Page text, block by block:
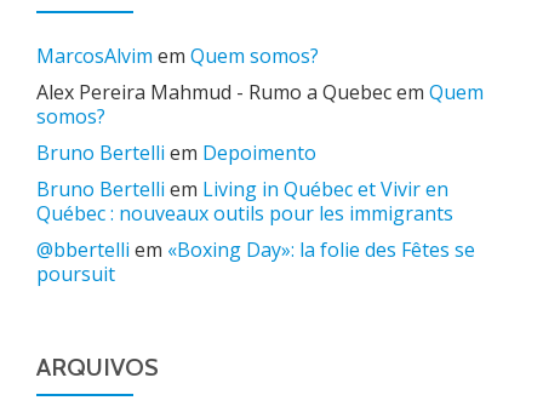
MarcosAlvim em Quem somos?
Alex Pereira Mahmud - Rumo a Quebecem Quem
somos?
Bruno Bertelli em Depoimento
Bruno Bertelli em Living in Québec et Vivir en
Québec : nouveaux outils pour les immigrants
@bbertelli em «Boxing Day»: la folie des Fêtes se
poursuit
ARQUIVOS